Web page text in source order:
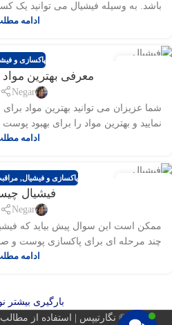
باشد. به وسیله فیشیال می توانید یک
ادامه
پاکسازی و
معرفی بهترین
Negar
شما عزیزان می توانید بهترین مواد برای
نمایید و بهترین مواد را برای بهبود پوست
ادامه
پاکسازی و فیشیال,
فیشیال
Negar
ممکن است این سوال پیش بیاید که
چند مرحله ای برای پاکسازی پوست و
ادامه
بارگیری بیشتر
2026 © نگارتیپس | استفاده از مطالب فقط با ذکر منبع مجاز است.